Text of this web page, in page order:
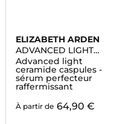
ELIZABETH ARDEN
ADVANCED LIGHT
CERAMIDE CAPSULES
Advanced light
ceramide caspules -
sérum perfecteur
raffermissant
À partir de 64,90 €